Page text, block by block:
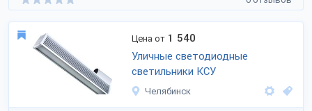
Цена от 1 540
Уличные светодиодные
светильники КСУ
Челябинск